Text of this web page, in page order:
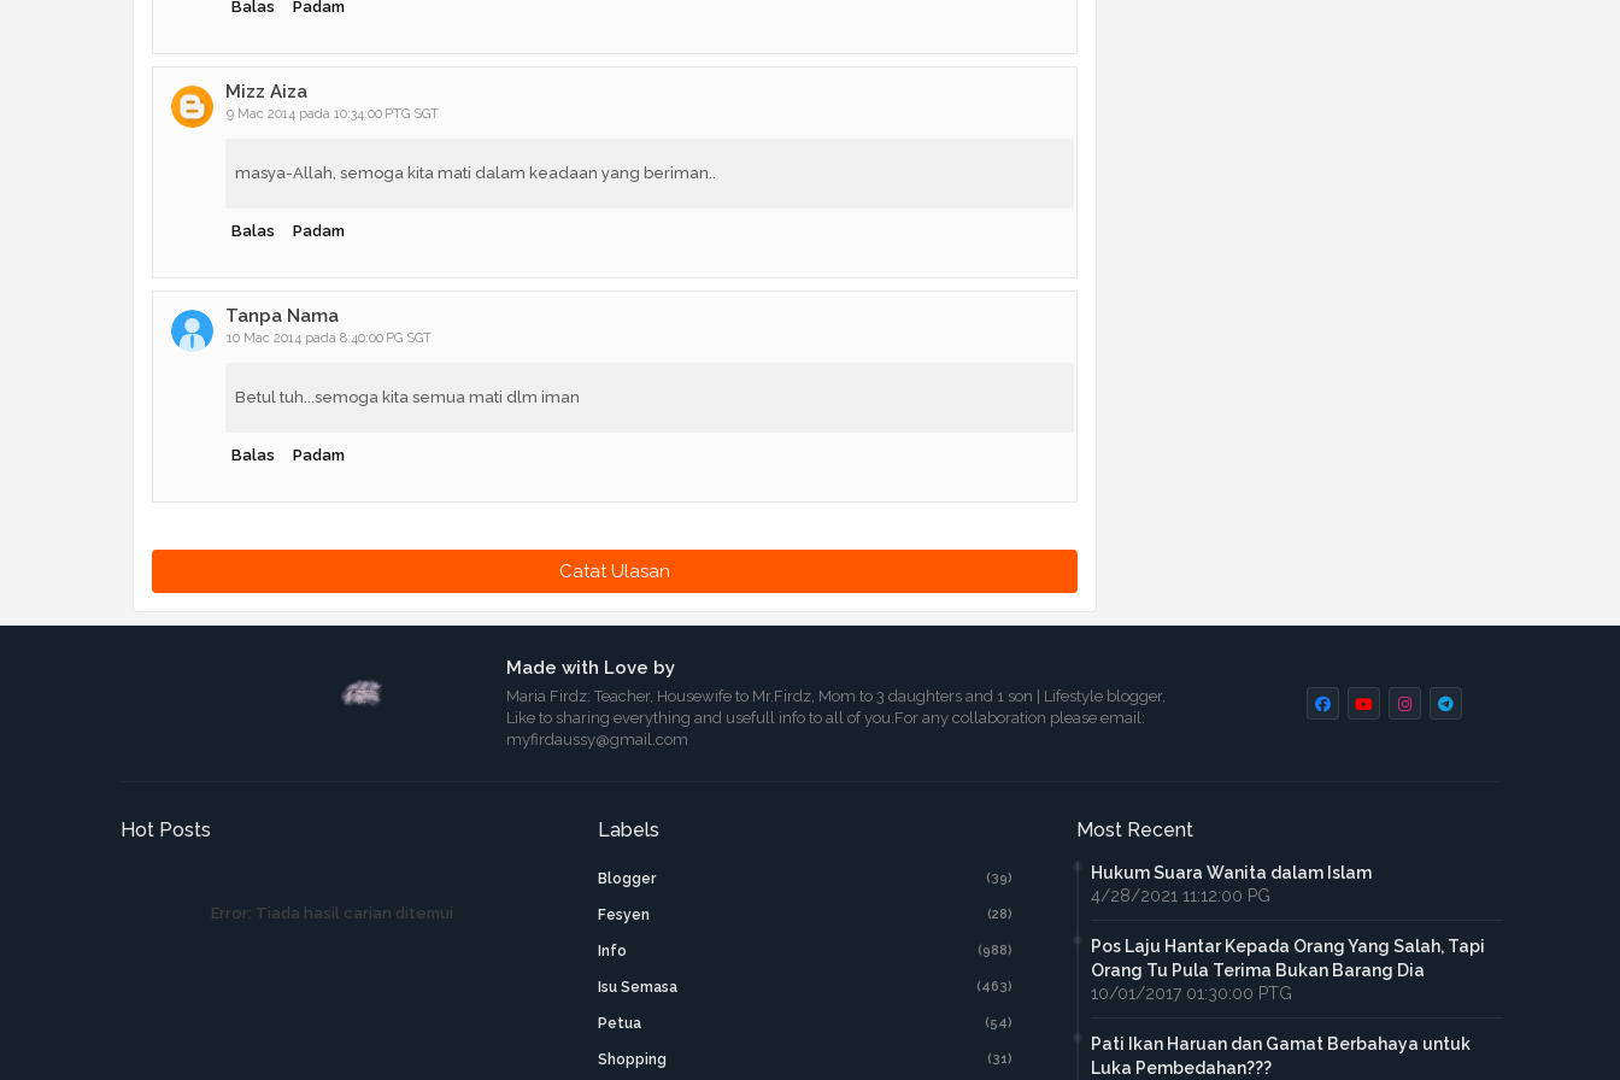
Balas Padam
Mizz Aiza
9 Mac 2014 pada 10:34:00 PTG SGT
masya-Allah, semoga kita mati dalam keadaan yang beriman..
Balas Padam
Tanpa Nama
10 Mac 2014 pada 8:40:00 PG SGT
Betul tuh...semoga kita semua mati dlm iman
Balas Padam
Catat Ulasan
Made with Love by
Maria Firdz: Teacher, Housewife to Mr.Firdz, Mom to 3 daughters and 1 son | Lifestyle blogger,
Like to sharing everything and usefull info to all of you.For any collaboration please email:
myfirdaussy@gmail.com
Hot Posts
Error: Tiada hasil carian ditemui
Labels
Blogger (39)
Fesyen (28)
Info (988)
Isu Semasa (463)
Petua (54)
Shopping (31)
Most Recent
Hukum Suara Wanita dalam Islam
4/28/2021 11:12:00 PG
Pos Laju Hantar Kepada Orang Yang Salah, Tapi
Orang Tu Pula Terima Bukan Barang Dia
10/01/2017 01:30:00 PTG
Pati Ikan Haruan dan Gamat Berbahaya untuk
Luka Pembedahan???